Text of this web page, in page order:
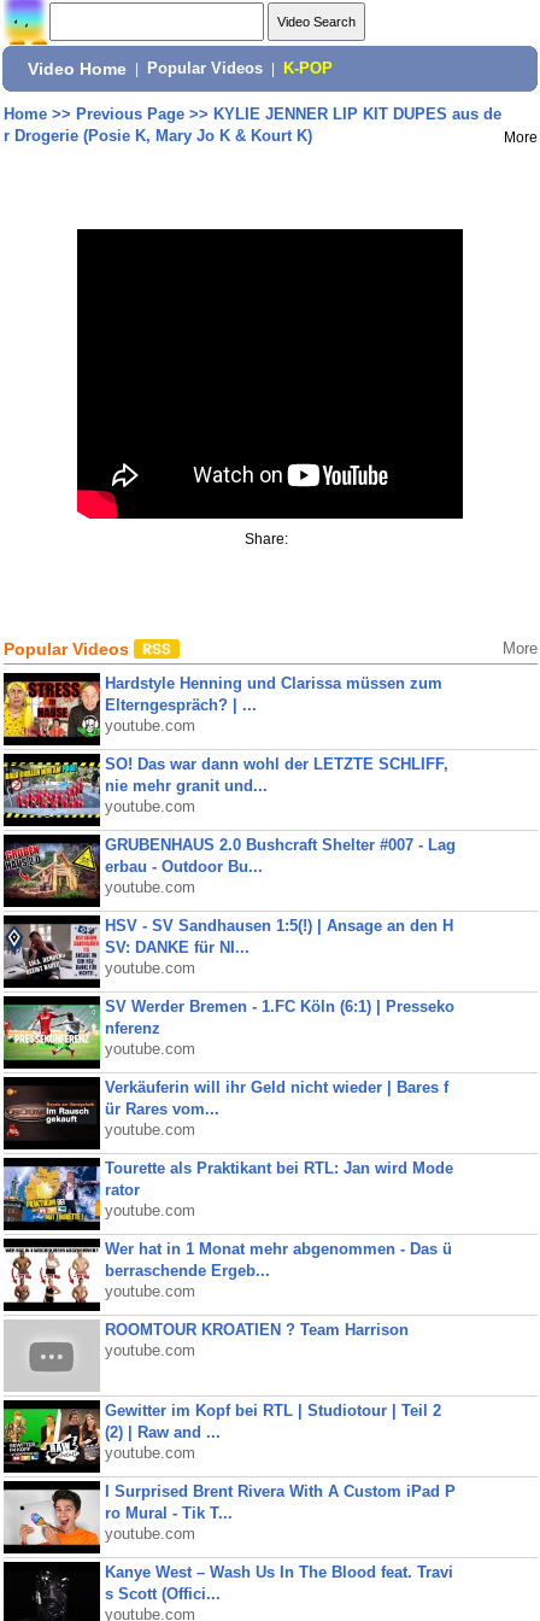
Video Home Popular Videos K-POP
Home>> Previous Page>> KYLIE JENNER LIP KIT DUPES aus de
r Drogerie (Posie K, Mary Jo K & Kourt K)
More
Share:
Popular Videos More
Hardstyle Henning und Clarissa müssen zum
Elterngespräch? | ...
youtube.com
SO! Das war dann wohl der LETZTE SCHLIFF,
nie mehr granit und...
youtube.com
GRUBENHAUS 2.0 Bushcraft Shelter #007 - Lag
erbau - Outdoor Bu...
youtube.com
HSV - SV Sandhausen 1:5(!) | Ansage an den H
SV: DANKE für NI...
youtube.com
SV Werder Bremen - 1.FC Köln (6:1) | Presseko
nferenz
youtube.com
Verkäuferin will ihr Geld nicht wieder | Bares f
ür Rares vom...
youtube.com
Tourette als Praktikant bei RTL: Jan wird Mode
rator
youtube.com
Wer hat in 1 Monat mehr abgenommen - Das ü
berraschende Ergeb...
youtube.com
ROOMTOUR KROATIEN ? Team Harrison
youtube.com
Gewitter im Kopf bei RTL | Studiotour | Teil 2
(2) | Raw and ...
youtube.com
I Surprised Brent Rivera With A Custom iPad P
ro Mural - Tik T...
youtube.com
Kanye West – Wash Us In The Blood feat. Travi
s Scott (Offici...
youtube.com